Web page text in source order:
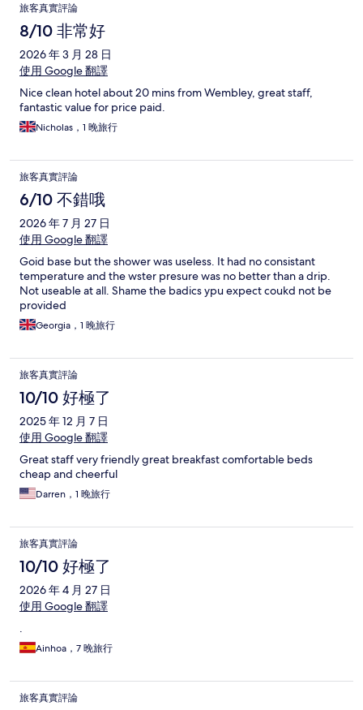
旅客真實評論
8/10 非常好
2026 年 3 月 28 日
使用 Google 翻譯
Nice clean hotel about 20 mins from Wembley, great staff,
fantastic value for price paid.
Nicholas，1 晚旅行
旅客真實評論
6/10 不錯哦
2026 年 7 月 27 日
使用 Google 翻譯
Goid base but the shower was useless. It had no consistant
temperature and the wster presure was no better than a drip.
Not useable at all. Shame the badics ypu expect coukd not be
provided
Georgia，1 晚旅行
旅客真實評論
10/10 好極了
2025 年 12 月 7 日
使用 Google 翻譯
Great staff very friendly great breakfast comfortable beds
cheap and cheerful
Darren，1 晚旅行
旅客真實評論
10/10 好極了
2026 年 4 月 27 日
使用 Google 翻譯
.
Ainhoa，7 晚旅行
旅客真實評論